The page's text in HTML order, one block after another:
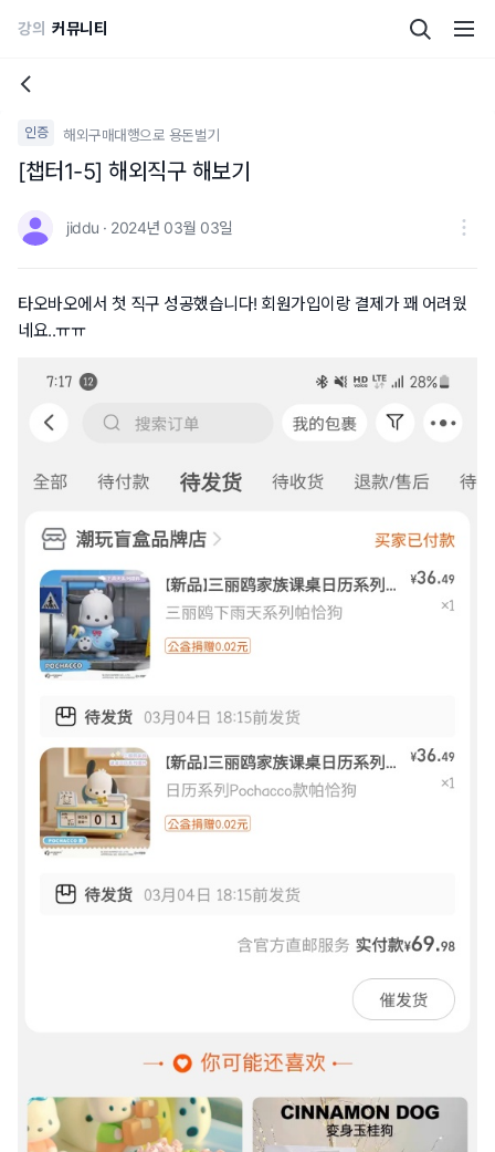
강의 커뮤니티
인증 해외구매대행으로 용돈벌기
[챕터1-5] 해외직구 해보기
jiddu · 2024년 03월 03일
타오바오에서 첫 직구 성공했습니다! 회원가입이랑 결제가 꽤 어려웠
네요..ㅠㅠ